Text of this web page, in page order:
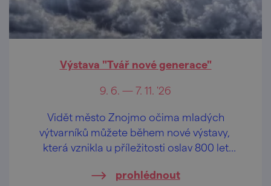
Výstava "Tvář nové generace"
9. 6. — 7. 11. '26
Vidět město Znojmo očima mladých
výtvarníků můžete během nové výstavy,
která vznikla u příležitosti oslav 800 let
prohlédnout